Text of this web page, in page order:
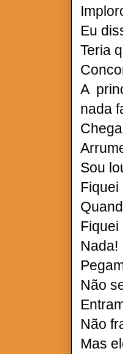
Eu
Teria
A
nada
Sou
Fiquei
Nada!
Não
Não
Mas